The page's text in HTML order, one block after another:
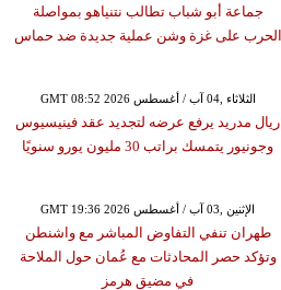
جماعة أبو شباب تطالب نتنياهو بمواصلة
الحرب على غزة وشن عملية جديدة ضد حماس
GMT 08:52 2026 الثلاثاء ,04 آب / أغسطس
ريال مدريد يرفع عرضه لتجديد عقد فينيسيوس
وجونيور يتمسك براتب 30 مليون يورو سنويًا
GMT 19:36 2026 الإثنين ,03 آب / أغسطس
طهران تنفي التفاوض المباشر مع واشنطن
وتؤكد حصر المحادثات مع عُمان حول الملاحة
في مضيق هرمز